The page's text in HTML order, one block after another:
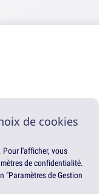
de cookies
Pour l'afficher, vous
de confidentialité.
"Paramètres de Gestion